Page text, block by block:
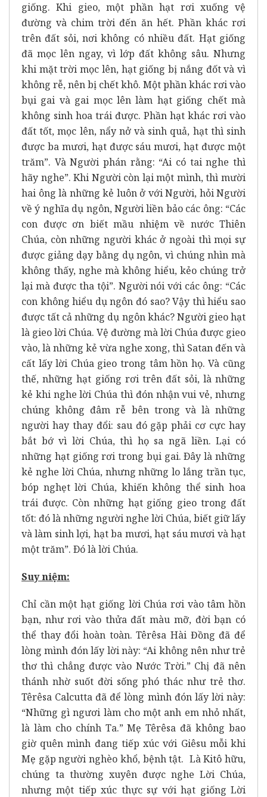
giống. Khi gieo, một phần hạt rơi xuống vệ
đường và chim trời đến ăn hết. Phần khác rơi
trên đất sỏi, nơi không có nhiều đất. Hạt giống
đã mọc lên ngay, vì lớp đất không sâu. Nhưng
khi mặt trời mọc lên, hạt giống bị nắng đốt và vì
không rễ, nên bị chết khô. Một phần khác rơi vào
bụi gai và gai mọc lên làm hạt giống chết mà
không sinh hoa trái được. Phần hạt khác rơi vào
đất tốt, mọc lên, nẩy nở và sinh quả, hạt thì sinh
được ba mươi, hạt được sáu mươi, hạt được một
trăm”. Và Người phán rằng: “Ai có tai nghe thì
hãy nghe”. Khi Người còn lại một mình, thì mười
hai ông là những kẻ luôn ở với Người, hỏi Người
về ý nghĩa dụ ngôn, Người liền bảo các ông: “Các
con được ơn biết mầu nhiệm về nước Thiên
Chúa, còn những người khác ở ngoài thì mọi sự
được giảng dạy bằng dụ ngôn, vì chúng nhìn mà
không thấy, nghe mà không hiểu, kẻo chúng trở
lại mà được tha tội”. Người nói với các ông: “Các
con không hiểu dụ ngôn đó sao? Vậy thì hiểu sao
được tất cả những dụ ngôn khác? Người gieo hạt
là gieo lời Chúa. Vệ đường mà lời Chúa được gieo
vào, là những kẻ vừa nghe xong, thì Satan đến và
cất lấy lời Chúa gieo trong tâm hồn họ. Và cũng
thế, những hạt giống rơi trên đất sỏi, là những
kẻ khi nghe lời Chúa thì đón nhận vui vẻ, nhưng
chúng không đâm rễ bên trong và là những
người hay thay đổi: sau đó gặp phải cơ cực hay
bắt bớ vì lời Chúa, thì họ sa ngã liền. Lại có
những hạt giống rơi trong bụi gai. Ðây là những
kẻ nghe lời Chúa, nhưng những lo lắng trần tục,
bóp nghẹt lời Chúa, khiến không thể sinh hoa
trái được. Còn những hạt giống gieo trong đất
tốt: đó là những người nghe lời Chúa, biết giữ lấy
và làm sinh lợi, hạt ba mươi, hạt sáu mươi và hạt
một trăm”. Ðó là lời Chúa.
Suy niệm:
Chỉ cần một hạt giống lời Chúa rơi vào tâm hồn
bạn, như rơi vào thửa đất màu mỡ, đời bạn có
thể thay đổi hoàn toàn. Têrêsa Hài Đồng đã để
lòng mình đón lấy lời này: “Ai không nên như trẻ
thơ thì chẳng được vào Nước Trời.” Chị đã nên
thánh nhờ suốt đời sống phó thác như trẻ thơ.
Têrêsa Calcutta đã để lòng mình đón lấy lời này:
“Những gì ngươi làm cho một anh em nhỏ nhất,
là làm cho chính Ta.” Mẹ Têrêsa đã không bao
giờ quên mình đang tiếp xúc với Giêsu mỗi khi
Mẹ gặp người nghèo khổ, bệnh tật. Là Kitô hữu,
chúng ta thường xuyên được nghe Lời Chúa,
nhưng một tiếp xúc thực sự với hạt giống Lời